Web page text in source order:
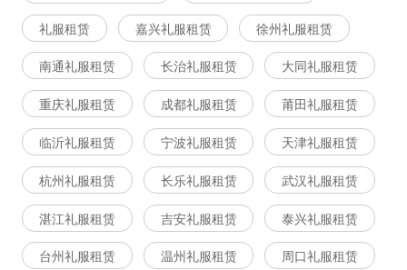
礼服租赁 嘉兴礼服租赁 徐州礼服租赁
南通礼服租赁 长治礼服租赁 大同礼服租赁
重庆礼服租赁 成都礼服租赁 莆田礼服租赁
临沂礼服租赁 宁波礼服租赁 天津礼服租赁
杭州礼服租赁 长乐礼服租赁 武汉礼服租赁
湛江礼服租赁 吉安礼服租赁 泰兴礼服租赁
台州礼服租赁 温州礼服租赁 周口礼服租赁